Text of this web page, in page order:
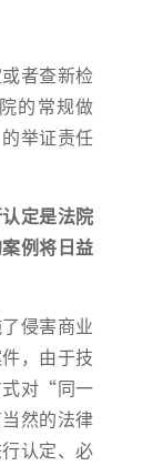
者查新检
的常规做
举证责任
定是法院
例将日益
侵害商业
，由于技
式对“同一
然的法律
认定、必